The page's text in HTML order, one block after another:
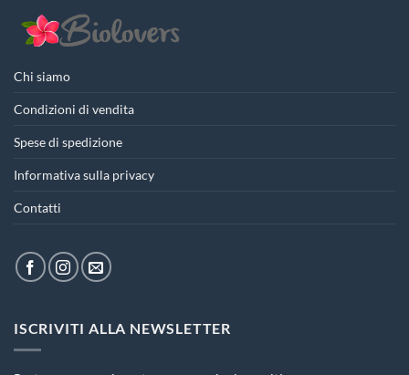
Chi siamo
Condizioni di vendita
Spese di spedizione
Informativa sulla privacy
Contatti
ISCRIVITI ALLA NEWSLETTER